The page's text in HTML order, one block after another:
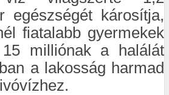
egészségét károsítja,
fiatalabb gyermekek
milliónak a halálát
a lakosság harmad